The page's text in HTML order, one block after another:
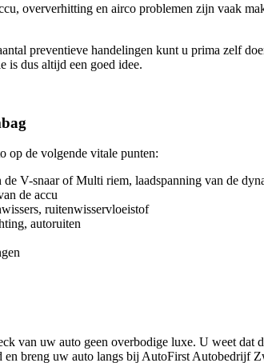
oververhitting en airco problemen zijn vaak
preventieve handelingen kunt u prima zelf
is dus altijd een goed idee.
op de volgende vitale punten:
V-snaar of Multi riem, laadspanning van de
de accu
ruitenwisservloeistof
autoruiten
van uw auto geen overbodige luxe. U weet
breng uw auto langs bij AutoFirst Autobedrijf